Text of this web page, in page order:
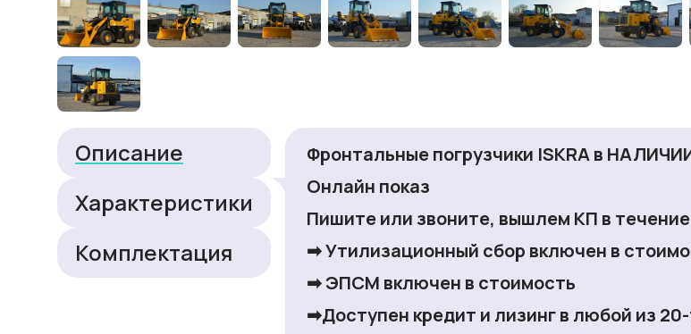
Описание
Характеристики
Комплектация
Фронтальные погрузчики ISKRA в
Онлайн показ
Пишите или звоните, вышлем КП в
➡Утилизационный сбор включен в
➡ЭПСМ включен в стоимость
➡Доступен кредит и лизингв любой из